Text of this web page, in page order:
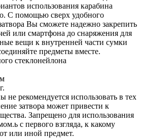
использования карабина
С помощью сверх удобного
Вы сможете надежно закрепить
или смартфона до снаряжения для
вещи к внутренней части сумки
предметы вместе.
стеклонейлона
рекомендуется использовать в тех
затвора может привести к
Запрещено для использования
с первого взгляда, к какому
или иной предмет.